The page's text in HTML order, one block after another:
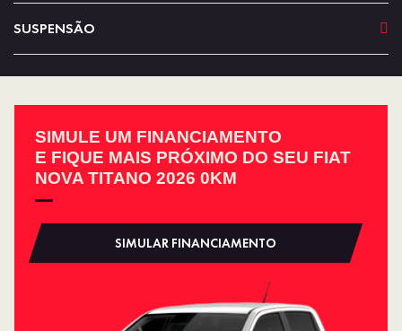
SUSPENSÃO
SIMULE UM FINANCIAMENTO
E FIQUE MAIS PRÓXIMO DO SEU FIAT
NOVA TITANO 2026 0KM
SIMULAR FINANCIAMENTO